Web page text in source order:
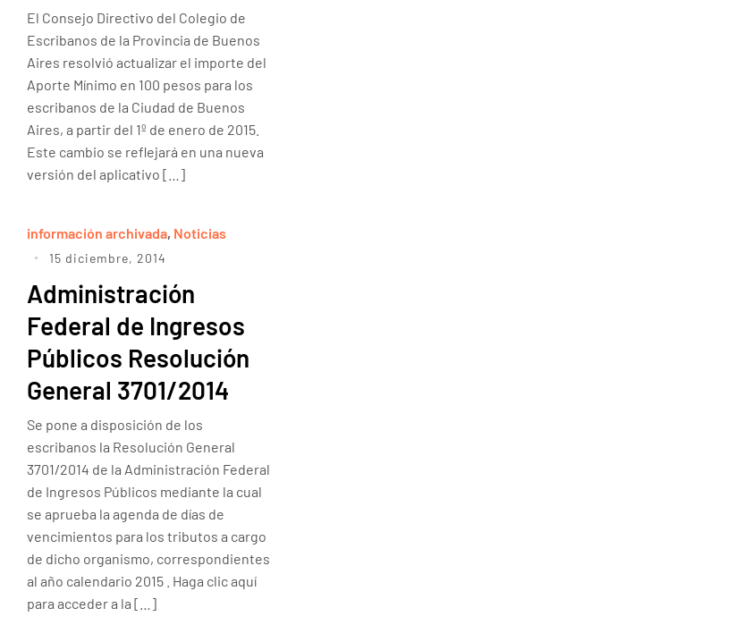
El Consejo Directivo del Colegio de
Escribanos de la Provincia de Buenos
Aires resolvió actualizar el importe del
Aporte Mínimo en 100 pesos para los
escribanos de la Ciudad de Buenos
Aires, a partir del 1º de enero de 2015.
Este cambio se reflejará en una nueva
versión del aplicativo […]
información archivada, Noticias
15 diciembre, 2014
Administración
Federal de Ingresos
Públicos Resolución
General 3701/2014
Se pone a disposición de los
escribanos la Resolución General
3701/2014 de la Administración Federal
de Ingresos Públicos mediante la cual
se aprueba la agenda de días de
vencimientos para los tributos a cargo
de dicho organismo, correspondientes
al año calendario 2015 . Haga clic aquí
para acceder a la […]